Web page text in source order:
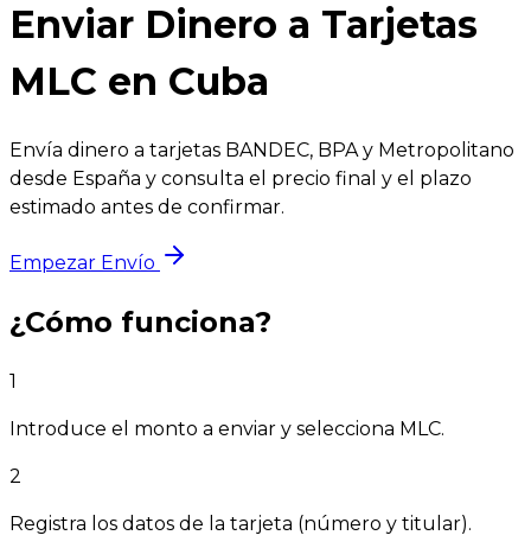
Enviar Dinero a Tarjetas
MLC en Cuba
Envía dinero a tarjetas BANDEC, BPA y Metropolitano
desde España y consulta el precio final y el plazo
estimado antes de confirmar.
Empezar Envío
¿Cómo funciona?
1
Introduce el monto a enviar y selecciona MLC.
2
Registra los datos de la tarjeta (número y titular).